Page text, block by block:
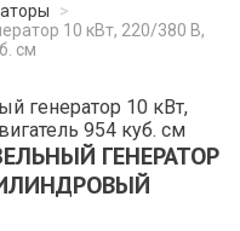
>
10 кВт, 220/380 В,
см
ГЕНЕРАТОР